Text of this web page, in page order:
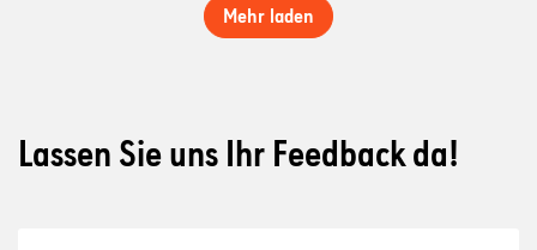
Mehr laden
Lassen Sie uns Ihr Feedback da!